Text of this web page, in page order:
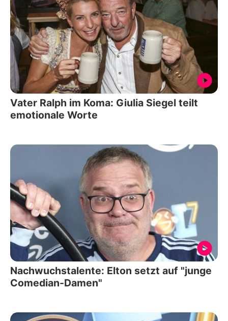
Vater Ralph im Koma: Giulia Siegel teilt
emotionale Worte
Nachwuchstalente: Elton setzt auf "junge
Comedian-Damen"